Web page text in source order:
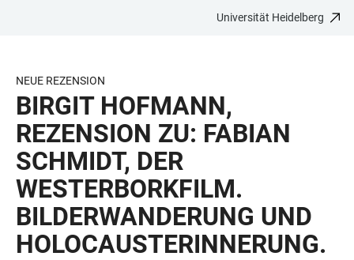
BARRIEREFREIHEIT
Universität Heidelberg
NEUE REZENSION
BIRGIT HOFMANN,
REZENSION ZU: FABIAN
SCHMIDT, DER
WESTERBORKFILM.
BILDERWANDERUNG UND
HOLOCAUSTERINNERUNG.